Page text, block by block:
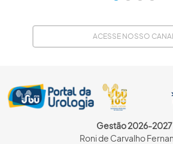
ACESSE NOSSO CANAL
Gestão 2026-2027
Roni de Carvalho